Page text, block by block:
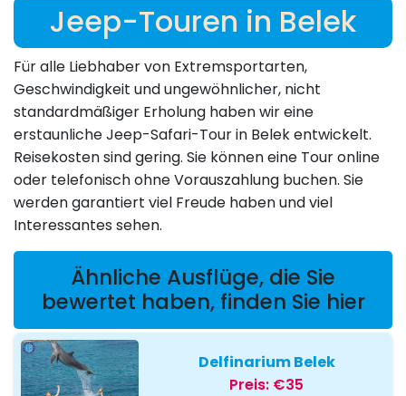
Jeep-Touren in Belek
Für alle Liebhaber von Extremsportarten,
Geschwindigkeit und ungewöhnlicher, nicht
standardmäßiger Erholung haben wir eine
erstaunliche Jeep-Safari-Tour in Belek entwickelt.
Reisekosten sind gering. Sie können eine Tour online
oder telefonisch ohne Vorauszahlung buchen. Sie
werden garantiert viel Freude haben und viel
Interessantes sehen.
Ähnliche Ausflüge, die Sie
bewertet haben, finden Sie hier
Delfinarium Belek
Preis: €35